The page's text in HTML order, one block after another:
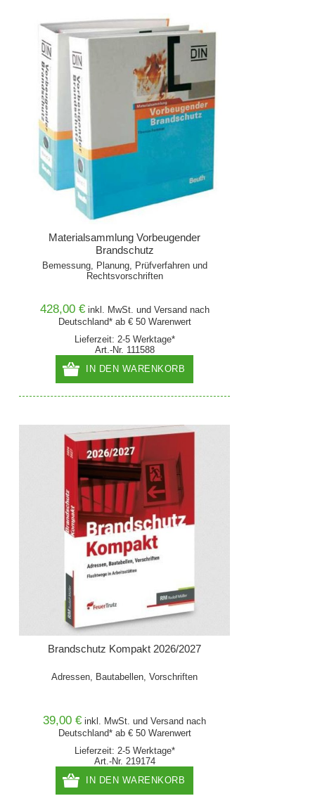
Materialsammlung Vorbeugender
Brandschutz
Bemessung, Planung, Prüfverfahren und
Rechtsvorschriften
428,00 € inkl. MwSt. und Versand nach
Deutschland* ab € 50 Warenwert
Lieferzeit: 2-5 Werktage*
Art.-Nr. 111588
IN DEN WARENKORB
Brandschutz Kompakt 2026/2027
Adressen, Bautabellen, Vorschriften
39,00 € inkl. MwSt. undVersand nach
Deutschland* ab € 50 Warenwert
Lieferzeit: 2-5 Werktage*
Art.-Nr. 219174
IN DEN WARENKORB